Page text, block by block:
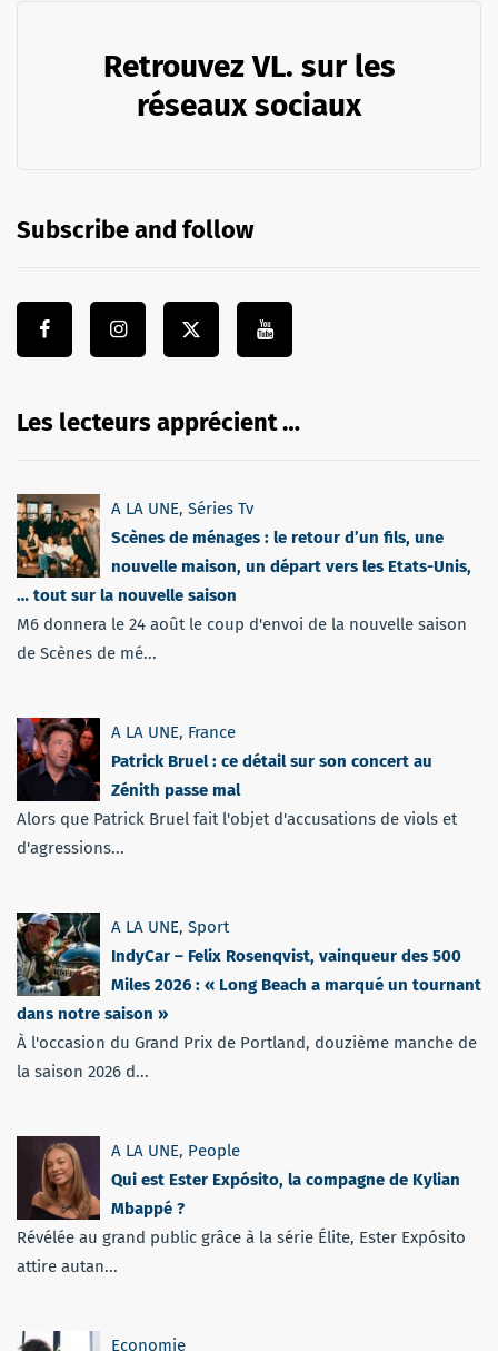
Retrouvez VL. sur les
réseaux sociaux
Subscribe and follow
Les lecteurs apprécient …
A LA UNE, Séries Tv
Scènes de ménages : le retour d’un fils, une
nouvelle maison, un départ vers les Etats-Unis,
… tout sur la nouvelle saison
M6 donnera le 24 août le coup d'envoi de la nouvelle saison
de Scènes de mé...
A LA UNE, France
Patrick Bruel : ce détail sur son concert au
Zénith passe mal
Alors que Patrick Bruel fait l'objet d'accusations de viols et
d'agressions...
A LA UNE, Sport
IndyCar – Felix Rosenqvist, vainqueur des 500
Miles 2026 : « Long Beach a marqué un tournant
dans notre saison »
À l'occasion du Grand Prix de Portland, douzième manche de
la saison 2026 d...
A LA UNE, People
Qui est Ester Expósito, la compagne de Kylian
Mbappé ?
Révélée au grand public grâce à la série Élite, Ester Expósito
attire autan...
Economie